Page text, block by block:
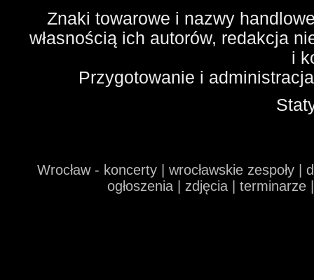
Znaki towarowe i nazwy
własnością ich autorów, redakcja
i
Przygotowanie i
Wrocław - koncerty | wrocławskie zespoły
ogłoszenia | zdjęcia |